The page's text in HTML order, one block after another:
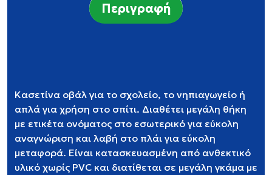
Περιγραφή
Κασετίνα οβάλ για το σχολείο, το νηπιαγωγείο ή
απλά για χρήση στο σπίτι. Διαθέτει μεγάλη θήκη
με ετικέτα ονόματος στο εσωτερικό για εύκολη
αναγνώριση και λαβή στο πλάι για εύκολη
μεταφορά. Είναι κατασκευασμένη από ανθεκτικό
υλικό χωρίς PVC και διατίθεται σε μεγάλη γκάμα με